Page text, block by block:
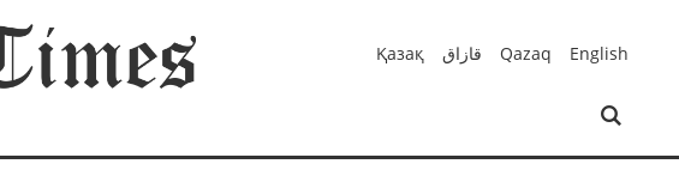
Қазақ قازاق Qazaq English